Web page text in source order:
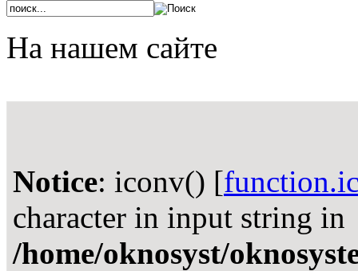
На нашем сайте
Notice: iconv() [
character in input string in
/home/oknosyst/